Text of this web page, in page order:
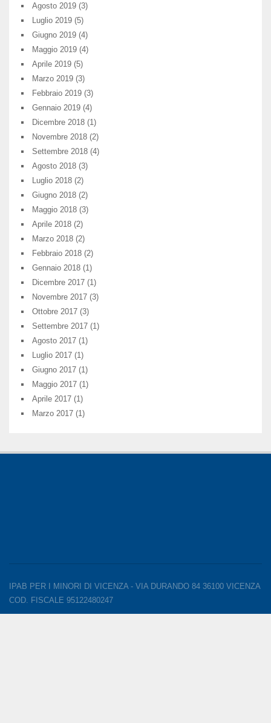
Agosto 2019 (3)
Luglio 2019 (5)
Giugno 2019 (4)
Maggio 2019 (4)
Aprile 2019 (5)
Marzo 2019 (3)
Febbraio 2019 (3)
Gennaio 2019 (4)
Dicembre 2018 (1)
Novembre 2018 (2)
Settembre 2018 (4)
Agosto 2018 (3)
Luglio 2018 (2)
Giugno 2018 (2)
Maggio 2018 (3)
Aprile 2018 (2)
Marzo 2018 (2)
Febbraio 2018 (2)
Gennaio 2018 (1)
Dicembre 2017 (1)
Novembre 2017 (3)
Ottobre 2017 (3)
Settembre 2017 (1)
Agosto 2017 (1)
Luglio 2017 (1)
Giugno 2017 (1)
Maggio 2017 (1)
Aprile 2017 (1)
Marzo 2017 (1)
IPAB PER I MINORI DI VICENZA - VIA DURANDO 84 36100 VICENZA
COD. FISCALE 95122480247